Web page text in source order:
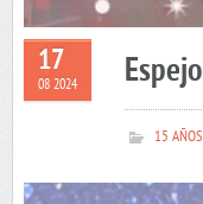
17
08 2024
15 AÑOS